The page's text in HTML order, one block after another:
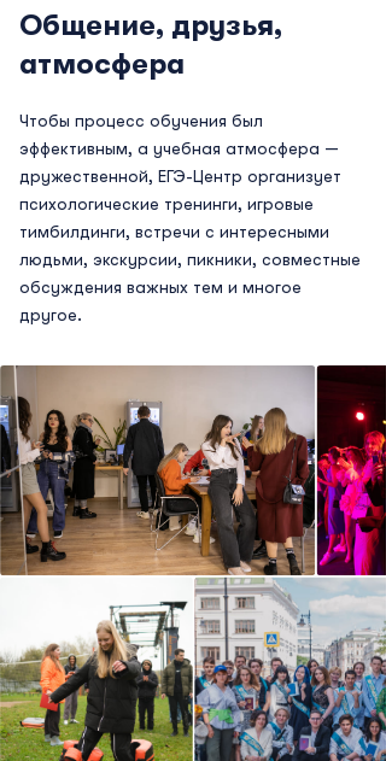
Общение, друзья,
атмосфера
Чтобы процесс обучения был
эффективным, а учебная атмосфера —
дружественной, ЕГЭ-Центр организует
психологические тренинги, игровые
тимбилдинги, встречи с интересными
людьми, экскурсии, пикники, совместные
обсуждения важных тем и многое
другое.